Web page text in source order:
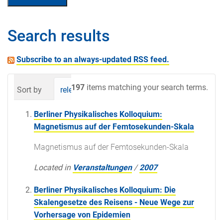
Search results
Subscribe to an always-updated RSS feed.
197 items matching your search terms.
Sort by relevance date (newest first)
Berliner Physikalisches Kolloquium:
Magnetismus auf der Femtosekunden-Skala
Magnetismus auf der Femtosekunden-Skala
Located in Veranstaltungen /2007
Berliner Physikalisches Kolloquium: Die
Skalengesetze des Reisens - Neue Wege zur
Vorhersage von Epidemien